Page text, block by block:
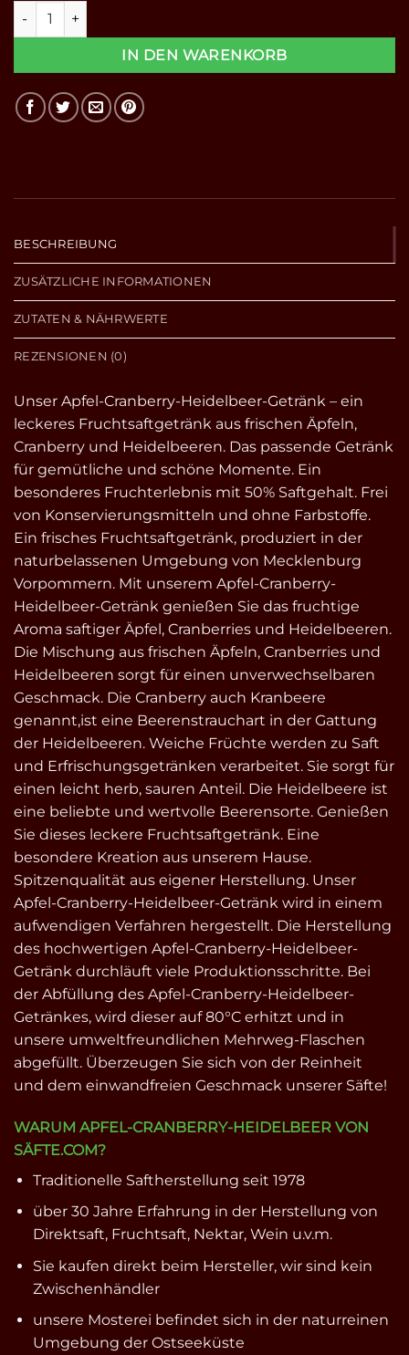
Apfel-Cranberry-Heidelbeer Getränk 0,7l Menge
IN DEN WARENKORB
BESCHREIBUNG
ZUSÄTZLICHE INFORMATIONEN
ZUTATEN & NÄHRWERTE
REZENSIONEN (0)
Unser Apfel-Cranberry-Heidelbeer-Getränk – ein
leckeres Fruchtsaftgetränk aus frischen Äpfeln,
Cranberry und Heidelbeeren. Das passende Getränk
für gemütliche und schöne Momente. Ein
besonderes Fruchterlebnis mit 50% Saftgehalt. Frei
von Konservierungsmitteln und ohne Farbstoffe.
Ein frisches Fruchtsaftgetränk, produziert in der
naturbelassenen Umgebung von Mecklenburg
Vorpommern. Mit unserem Apfel-Cranberry-
Heidelbeer-Getränk genießen Sie das fruchtige
Aroma saftiger Äpfel, Cranberries und Heidelbeeren.
Die Mischung aus frischen Äpfeln, Cranberries und
Heidelbeeren sorgt für einen unverwechselbaren
Geschmack. Die Cranberry auch Kranbeere
genannt,ist eine Beerenstrauchart in der Gattung
der Heidelbeeren. Weiche Früchte werden zu Saft
und Erfrischungsgetränken verarbeitet. Sie sorgt für
einen leicht herb, sauren Anteil. Die Heidelbeere ist
eine beliebte und wertvolle Beerensorte. Genießen
Sie dieses leckere Fruchtsaftgetränk. Eine
besondere Kreation aus unserem Hause.
Spitzenqualität aus eigener Herstellung. Unser
Apfel-Cranberry-Heidelbeer-Getränk wird in einem
aufwendigen Verfahren hergestellt. Die Herstellung
des hochwertigen Apfel-Cranberry-Heidelbeer-
Getränk durchläuft viele Produktionsschritte. Bei
der Abfüllung des Apfel-Cranberry-Heidelbeer-
Getränkes, wird dieser auf 80°C erhitzt und in
unsere umweltfreundlichen Mehrweg-Flaschen
abgefüllt. Überzeugen Sie sich von der Reinheit
und dem einwandfreien Geschmack unserer Säfte!
WARUM APFEL-CRANBERRY-HEIDELBEER VON
SÄFTE.COM?
Traditionelle Saftherstellung seit 1978
über 30 Jahre Erfahrung in der Herstellung von
Direktsaft, Fruchtsaft, Nektar, Wein u.v.m.
Sie kaufen direkt beim Hersteller, wir sind kein
Zwischenhändler
unsere Mosterei befindet sich in der naturreinen
Umgebung der Ostseeküste